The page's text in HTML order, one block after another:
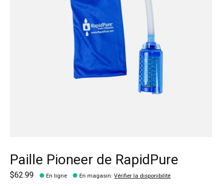
Paille Pioneer de RapidPure
$62.99 En ligne En magasin:Vérifier la disponibilité